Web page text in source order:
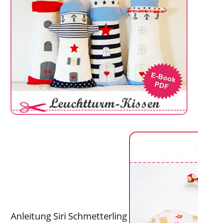
Anleitung Siri Schmetterling